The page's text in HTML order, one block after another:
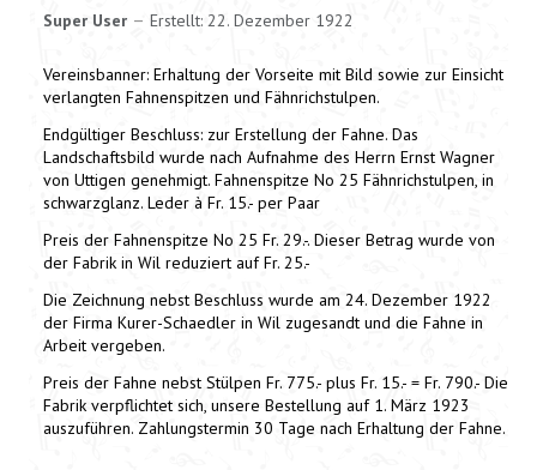
Super User Erstellt: 22. Dezember 1922
Vereinsbanner: Erhaltung der Vorseite mit Bild sowie zur Einsicht
verlangten Fahnenspitzen und Fähnrichstulpen.
Endgültiger Beschluss: zur Erstellung der Fahne. Das
Landschaftsbild wurde nach Aufnahme des Herrn Ernst Wagner
von Uttigen genehmigt. Fahnenspitze No 25 Fähnrichstulpen, in
schwarzglanz. Leder à Fr. 15.- per Paar
Preis der Fahnenspitze No 25 Fr. 29.-. Dieser Betrag wurde von
der Fabrik in Wil reduziert auf Fr. 25.-
Die Zeichnung nebst Beschluss wurde am 24. Dezember 1922
der Firma Kurer-Schaedler in Wil zugesandt und die Fahne in
Arbeit vergeben.
Preis der Fahne nebst Stülpen Fr. 775.- plus Fr. 15.- = Fr. 790.- Die
Fabrik verpflichtet sich, unsere Bestellung auf 1. März 1923
auszuführen. Zahlungstermin 30 Tage nach Erhaltung der Fahne.